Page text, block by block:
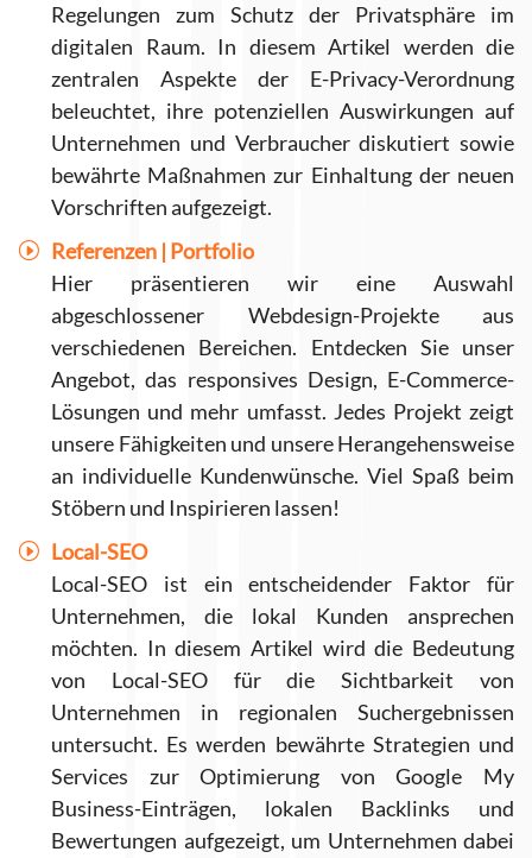
Regelungen zum Schutz der Privatsphäre im
digitalen Raum. In diesem Artikel werden die
zentralen Aspekte der E-Privacy-Verordnung
beleuchtet, ihre potenziellen Auswirkungen auf
Unternehmen und Verbraucher diskutiert sowie
bewährte Maßnahmen zur Einhaltung der neuen
Vorschriften aufgezeigt.
Referenzen | Portfolio
Hier präsentieren wir eine Auswahl
abgeschlossener Webdesign-Projekte aus
verschiedenen Bereichen. Entdecken Sie unser
Angebot, das responsives Design, E-Commerce-
Lösungen und mehr umfasst. Jedes Projekt zeigt
unsere Fähigkeiten und unsere Herangehensweise
an individuelle Kundenwünsche. Viel Spaß beim
Stöbern und Inspirieren lassen!
Local-SEO
Local-SEO ist ein entscheidender Faktor für
Unternehmen, die lokal Kunden ansprechen
möchten. In diesem Artikel wird die Bedeutung
von Local-SEO für die Sichtbarkeit von
Unternehmen in regionalen Suchergebnissen
untersucht. Es werden bewährte Strategien und
Services zur Optimierung von Google My
Business-Einträgen, lokalen Backlinks und
Bewertungen aufgezeigt, um Unternehmen dabei